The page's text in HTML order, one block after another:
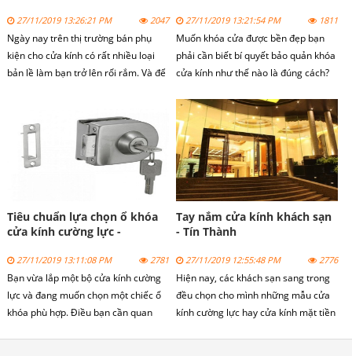
27/11/2019 13:26:21 PM 2047
Ngày nay trên thị trường bán phụ
kiện cho cửa kính có rất nhiều loại
bản lề làm bạn trở lên rối rắm. Và để
phẩm bản lề VVP Thái Lan với nhiều
những đặc điểm nổi bật.
27/11/2019 13:21:54 PM 1811
Muốn khóa cửa được bền đẹp bạn
phải cần biết bí quyết bảo quản khóa
cửa kính như thế nào là đúng cách?
bạn 1 vài mẹo nhỏ
Tiêu chuẩn lựa chọn ổ khóa
cửa kính cường lực -
27/11/2019 13:11:08 PM 2781
Bạn vừa lắp một bộ cửa kính cường
lực và đang muốn chọn một chiếc ổ
khóa phù hợp. Điều bạn cần quan
Tay nắm cửa kính khách sạn
- Tín Thành
27/11/2019 12:55:48 PM 2776
Hiện nay, các khách sạn sang trong
đều chọn cho mình những mẫu cửa
kính cường lực hay cửa kính mặt tiền